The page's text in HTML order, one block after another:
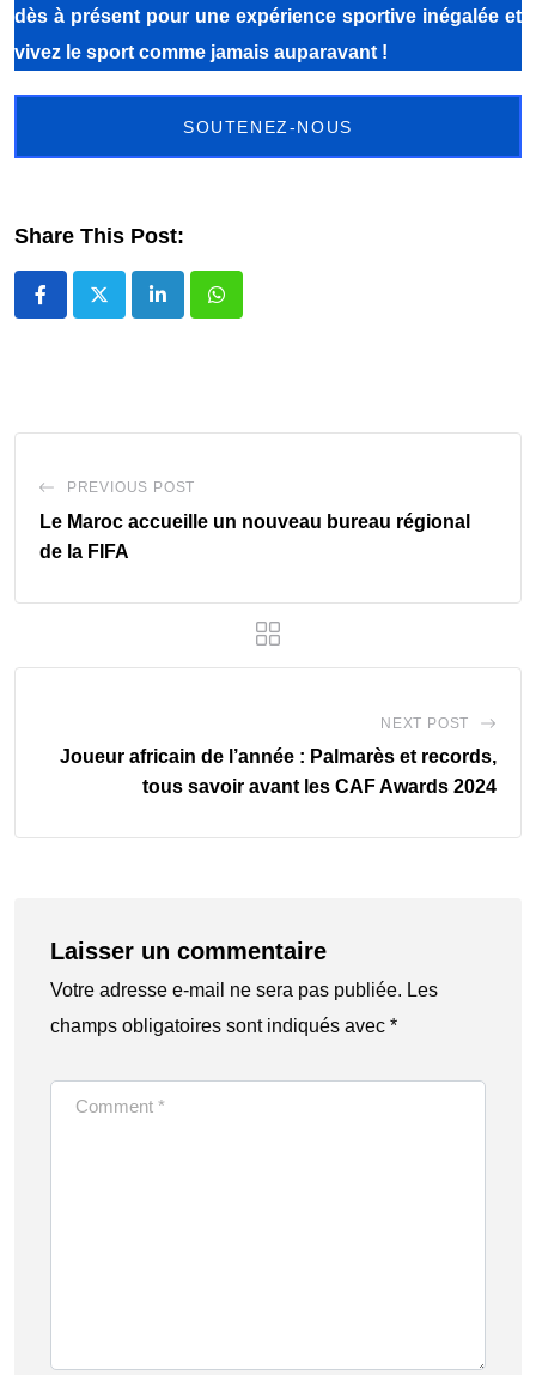
dès à présent pour une expérience sportive inégalée et
vivez le sport comme jamais auparavant !
SOUTENEZ-NOUS
Share This Post:
LinkedInWhatsapp
PREVIOUS POST
Le Maroc accueille un nouveau bureau régional
de la FIFA
NEXT POST
Joueur africain de l’année : Palmarès et records,
tous savoir avant les CAF Awards 2024
Laisser un commentaire
Votre adresse e-mail ne sera pas publiée. Les
champs obligatoires sont indiqués avec *